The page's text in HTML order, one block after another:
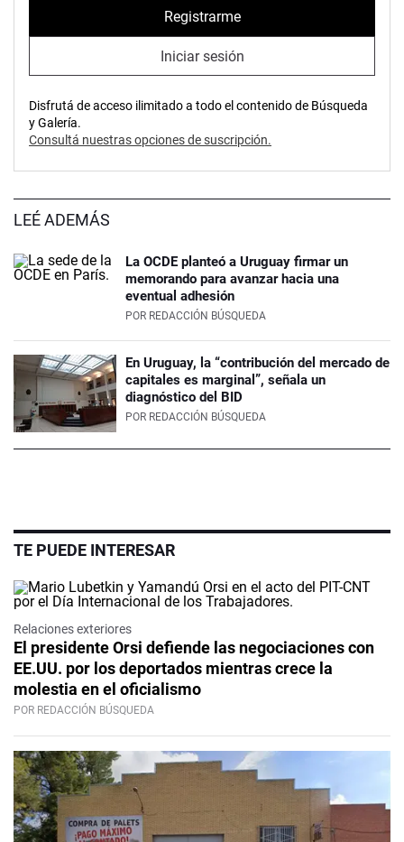
Registrarme
Iniciar sesión
Disfrutá de acceso ilimitado a todo el contenido de Búsqueda
y Galería.
Consultá nuestras opciones de suscripción.
LEÉ ADEMÁS
La OCDE planteó a Uruguay firmar un
memorando para avanzar hacia una
eventual adhesión
POR REDACCIÓN BÚSQUEDA
En Uruguay, la “contribución del mercado de
capitales es marginal”, señala un
diagnóstico del BID
POR REDACCIÓN BÚSQUEDA
TE PUEDE INTERESAR
Relaciones exteriores
El presidente Orsi defiende las negociaciones con
EE.UU. por los deportados mientras crece la
molestia en el oficialismo
POR REDACCIÓN BÚSQUEDA